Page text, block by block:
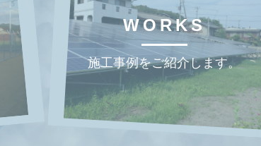
WORKS
施工事例をご紹介します。